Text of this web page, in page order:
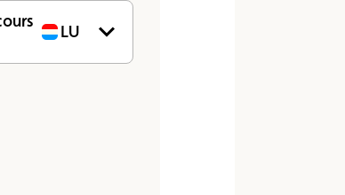
LU